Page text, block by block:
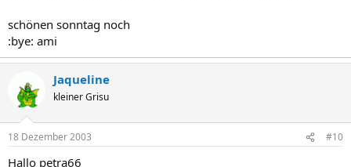
schönen sonntag noch
:bye: ami
Jaqueline
kleiner Grisu
18 Dezember 2003 #10
Hallo petra66